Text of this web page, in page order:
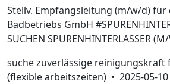
Stellv. Empfangsleitung (m/w/d)
Badbetriebs GmbH
SUCHEN SPURENHINTERLASSER
suche zuverlässige
(flexible arbeitszeiten) • 2025-05-10